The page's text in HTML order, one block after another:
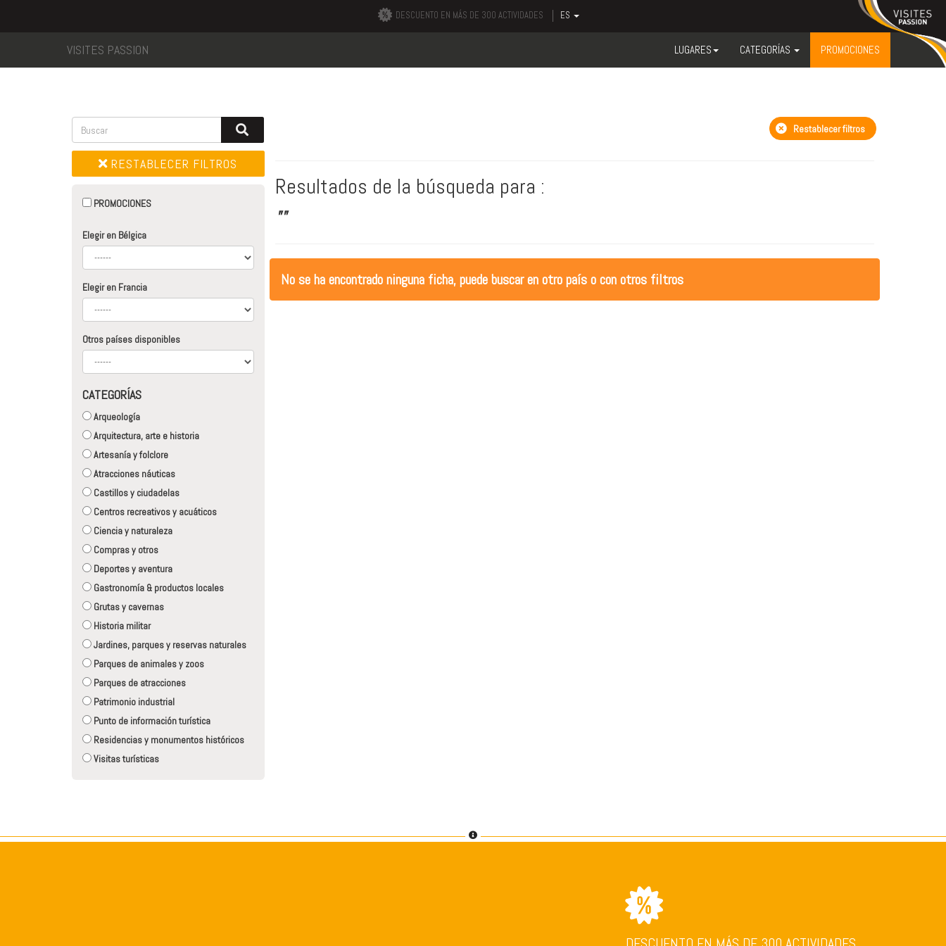
DESCUENTO EN MÁS DE 300 ACTIVIDADES ES
VISITES PASSION LUGARES CATEGORÍAS PROMOCIONES
RESTABLECER FILTROS
PROMOCIONES
Elegir en Bélgica
Elegir en Francia
Otros países disponibles
CATEGORÍAS
Arqueología
Arquitectura, arte e historia
Artesanía y folclore
Atracciones náuticas
Castillos y ciudadelas
Centros recreativos y acuáticos
Ciencia y naturaleza
Compras y otros
Deportes y aventura
Gastronomía & productos locales
Grutas y cavernas
Historia militar
Jardines, parques y reservas naturales
Parques de animales y zoos
Parques de atracciones
Patrimonio industrial
Punto de información turística
Residencias y monumentos históricos
Visitas turísticas
Restablecer filtros
Resultados de la búsqueda para :
""
No se ha encontrado ninguna ficha, puede buscar en otro país o con otros filtros